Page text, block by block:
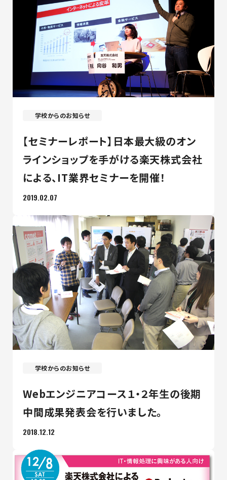
学校からのお知らせ
【セミナーレポート】日本最大級のオン
ラインショップを手がける楽天株式会社
による、IT業界セミナーを開催！
2019.02.07
学校からのお知らせ
Webエンジニアコース１・２年生の後期
中間成果発表会を行いました。
2018.12.12